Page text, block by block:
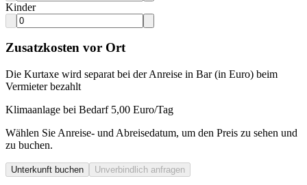
Kinder
Zusatzkosten vor Ort
Die Kurtaxe wird separat bei der Anreise in Bar (in Euro) beim
Vermieter bezahlt
Klimaanlage bei Bedarf 5,00 Euro/Tag
Wählen Sie Anreise- und Abreisedatum, um den Preis zu sehen und
zu buchen.
Unterkunft buchen Unverbindlich anfragen